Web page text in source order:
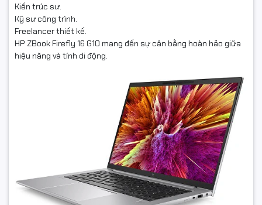
Kiến trúc sư.
Kỹ sư công trình.
Freelancer thiết kế.
HP ZBook Firefly 16 G10 mang đến sự cân bằng hoàn hảo giữa
hiệu năng và tính di động.